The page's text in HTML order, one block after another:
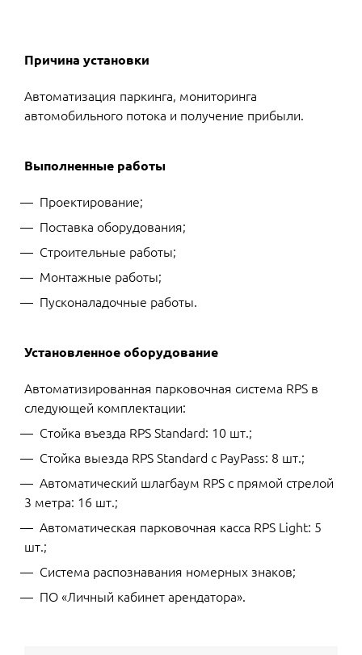
Причина установки
Автоматизация паркинга, мониторинга
автомобильного потока и получение прибыли.
Выполненные работы
Проектирование;
Поставка оборудования;
Строительные работы;
Монтажные работы;
Пусконаладочные работы.
Установленное оборудование
Автоматизированная парковочная система RPS в
следующей комплектации:
Стойка въезда RPS Standard: 10 шт.;
Стойка выезда RPS Standard с PayPass: 8 шт.;
Автоматический шлагбаум RPS с прямой стрелой
3 метра: 16 шт.;
Автоматическая парковочная касса RPS Light: 5
шт.;
Система распознавания номерных знаков;
ПО «Личный кабинет арендатора».